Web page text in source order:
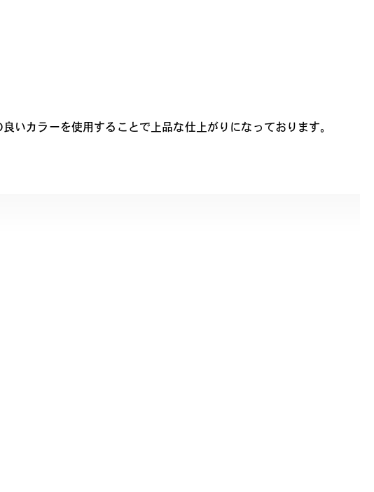
いカラーを使用することで上品な仕上がりになっております。